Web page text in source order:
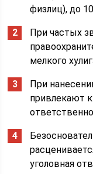
физлиц), до
При частых
мелкого
При
привлекают
уголовная